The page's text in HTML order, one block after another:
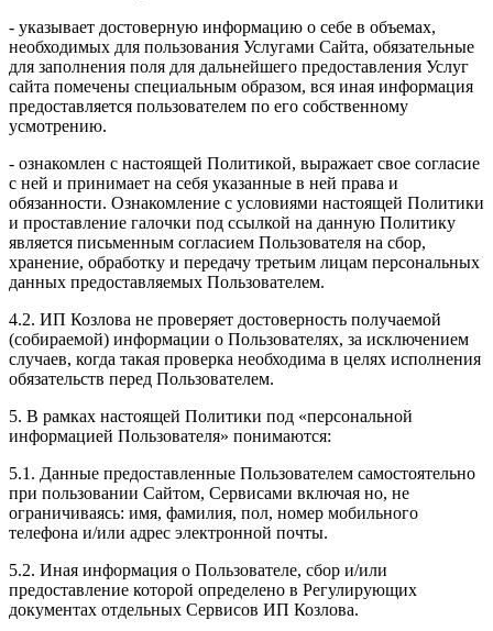
- указывает достоверную информацию о себе в объемах,
необходимых для пользования Услугами Сайта, обязательные
для заполнения поля для дальнейшего предоставления Услуг
сайта помечены специальным образом, вся иная информация
предоставляется пользователем по его собственному
усмотрению.
- ознакомлен с настоящей Политикой, выражает свое согласие
с ней и принимает на себя указанные в ней права и
обязанности. Ознакомление с условиями настоящей Политики
и проставление галочки под ссылкой на данную Политику
является письменным согласием Пользователя на сбор,
хранение, обработку и передачу третьим лицам персональных
данных предоставляемых Пользователем.
4.2. ИП Козлова не проверяет достоверность получаемой
(собираемой) информации о Пользователях, за исключением
случаев, когда такая проверка необходима в целях исполнения
обязательств перед Пользователем.
5. В рамках настоящей Политики под «персональной
информацией Пользователя» понимаются:
5.1. Данные предоставленные Пользователем самостоятельно
при пользовании Сайтом, Сервисами включая но, не
ограничиваясь: имя, фамилия, пол, номер мобильного
телефона и/или адрес электронной почты.
5.2. Иная информация о Пользователе, сбор и/или
предоставление которой определено в Регулирующих
документах отдельных Сервисов ИП Козлова.